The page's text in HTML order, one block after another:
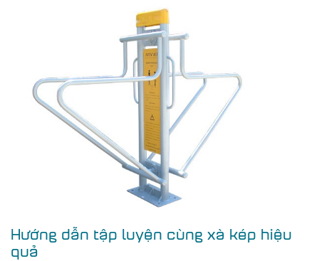
Hướng dẫn tập luyện cùng xà kép hiệu
quả